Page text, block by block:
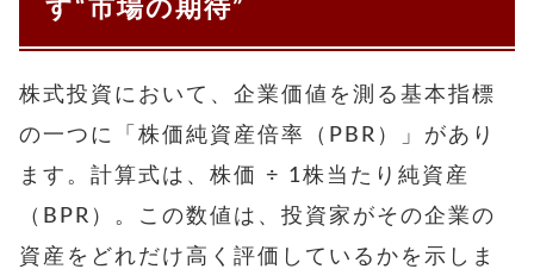
す“市場の期待”
株式投資において、企業価値を測る基本指標
の一つに「株価純資産倍率（PBR）」があり
ます。計算式は、株価 ÷ 1株当たり純資産
（BPR）。この数値は、投資家がその企業の
資産をどれだけ高く評価しているかを示しま